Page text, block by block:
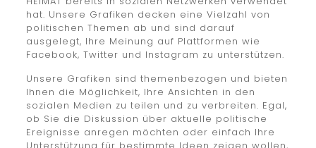
hat. Unsere Grafiken decken eine Vielzahl von
politischen Themen ab und sind darauf
ausgelegt, Ihre Meinung auf Plattformen wie
Facebook, Twitter und Instagram zu unterstützen.
Unsere Grafiken sind themenbezogen und bieten
Ihnen die Möglichkeit, Ihre Ansichten in den
sozialen Medien zu teilen und zu verbreiten. Egal,
ob Sie die Diskussion über aktuelle politische
Ereignisse anregen möchten oder einfach Ihre